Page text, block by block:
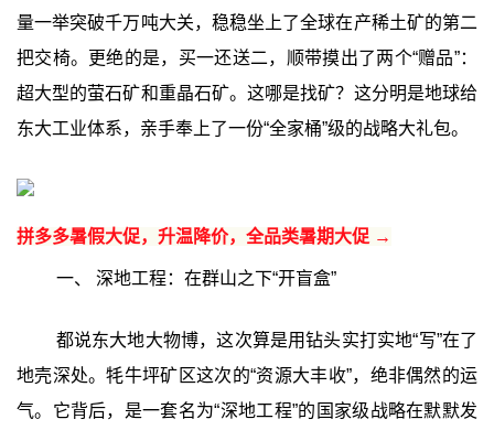
量一举突破千万吨大关，稳稳坐上了全球在产稀土矿的第二
把交椅。更绝的是，买一还送二，顺带摸出了两个“赠品”：
超大型的萤石矿和重晶石矿。这哪是找矿？这分明是地球给
东大工业体系，亲手奉上了一份“全家桶”级的战略大礼包。
拼多多暑假大促，升温降价，全品类暑期大促 →
一、 深地工程：在群山之下“开盲盒”‍
都说东大地大物博，这次算是用钻头实打实地“写”在了
地壳深处。牦牛坪矿区这次的“资源大丰收”，绝非偶然的运
气。它背后，是一套名为“深地工程”的国家级战略在默默发